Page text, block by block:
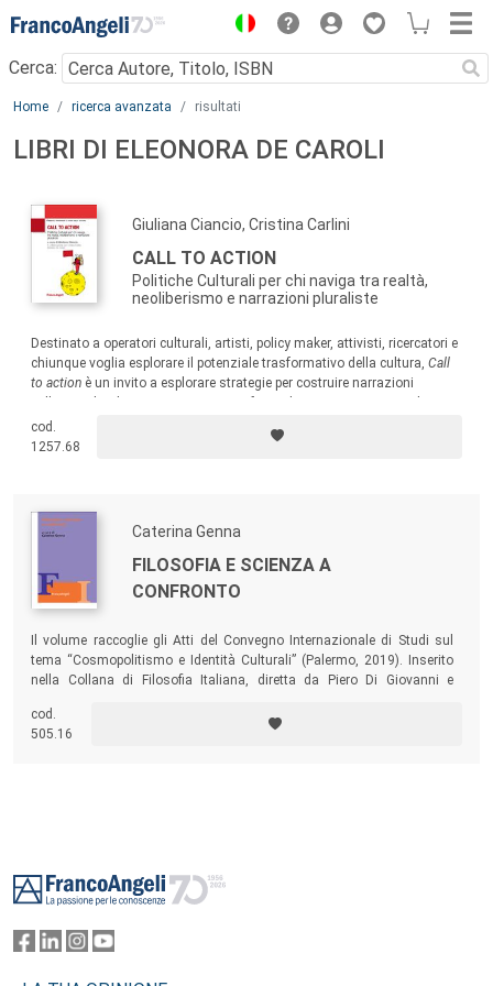
Menu
Cerca:
Main content
Home ricerca avanzata risultati
LIBRI DI ELEONORA DE CAROLI
Giuliana Ciancio, Cristina Carlini
CALL TO ACTION
Politiche Culturali per chi naviga tra realtà,
neoliberismo e narrazioni pluraliste
Destinato a operatori culturali, artisti, policy maker, attivisti, ricercatori e
chiunque voglia esplorare il potenziale trasformativo della cultura, Call
to action è un invito a esplorare strategie per costruire narrazioni
solidarietà.
cod.
1257.68
Caterina Genna
FILOSOFIA E SCIENZA A
CONFRONTO
Il volume raccoglie gli Atti del Convegno Internazionale di Studi sul
tema “Cosmopolitismo e Identità Culturali” (Palermo, 2019). Inserito
nella Collana di Filosofia Italiana, diretta da Piero Di Giovanni e
recupero della filosofia italiana nell’ampio panorama della cultura
europea e internazionale.
cod.
505.16